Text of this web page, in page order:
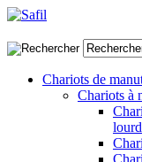
Chariots de
Chariots à